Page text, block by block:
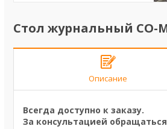
Стол журнальный СО-
Описание
Всегда доступно к заказу.
За консультацией